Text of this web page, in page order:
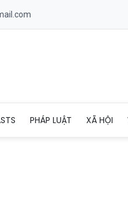
PHÁP LUẬT XÃ HỘI